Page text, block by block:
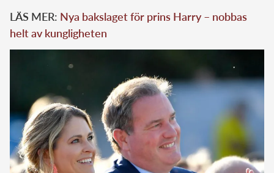
LÄS MER: Nya bakslaget för prins Harry – nobbas
helt av kungligheten